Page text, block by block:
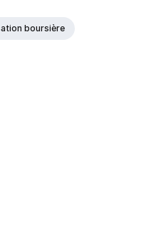
boursière